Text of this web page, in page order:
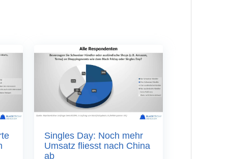
Singles Day: Noch mehr
Umsatz fliesst nach China
ab